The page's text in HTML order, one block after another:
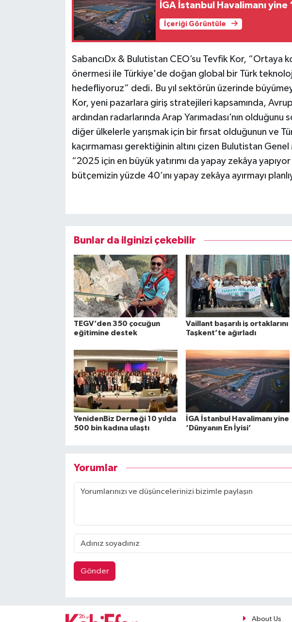
İGA İstanbul Havalimanı yine
İçeriği Görüntüle
SabancıDx & Bulutistan CEO’su Tevfik Kor,
önermesi ile Türkiye'de doğan global bir Türk
hedefliyoruz” dedi. Bu yıl sektörün üzerinde
Kor, yeni pazarlara giriş stratejileri kapsamında,
ardından radarlarında Arap Yarımadası’nın olduğunu
diğer ülkelerle yarışmak için bir fırsat olduğunun ve
kaçırmaması gerektiğinin altını çizen Bulutistan
“2025 için en büyük yatırımı da yapay zekâya yapıyor
bütçemizin yüzde 40’ını yapay zekâya ayırmayı
Bunlar da ilginizi çekebilir
TEGV’den 350 çocuğun
eğitimine destek
Vaillant başarılı iş ortaklarını
Taşkent’te ağırladı
YenidenBiz Derneği 10 yılda
500 bin kadına ulaştı
İGA İstanbul Havalimanı yine
‘Dünyanın En İyisi’
Yorumlar
Gönder
About Us